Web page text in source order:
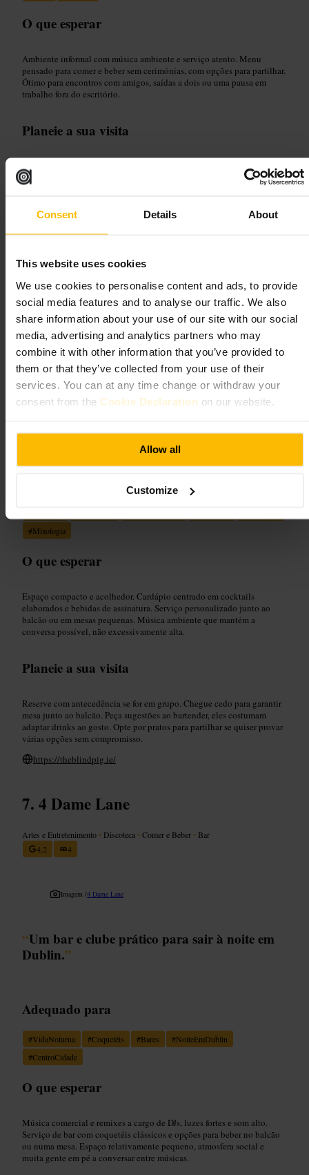
Consent Details About
This website uses cookies
We use cookies to personalise content and ads, to provide
social media features and to analyse our traffic. We also
share information about your use of our site with our social
media, advertising and analytics partners who may
combine it with other information that you’ve provided to
them or that they’ve collected from your use of their
services. You can at any time change or withdraw your
consent from the Cookie Declaration on our website.
Allow all
Customize
O que esperar
Ambiente informal com música ambiente e serviço atento. Menu
pensado para comer e beber sem cerimónias, com opções para partilhar.
Ótimo para encontros com amigos, saídas a dois ou uma pausa em
trabalho fora do escritório.
Planeie a sua visita
Reserve se for um grupo ou visitar à noite, especialmente ao fim de
semana. Chegue mais cedo se preferir um lugar mais calmo. Pergunte
ao staff por sugestões do dia. Combine a visita com um passeio pelo
https://www.bonobodublin.com/
The Blind Pig Speakeasy
Comer e Beber Restaurante Comer e Beber• Comer e Beber• Bar
Speakeasy•Comer e Beber•Bar•Bar de Cocktails
4,4
4,5
Imagem /
“Cocktails criativos num ambiente discreto de
#Mixologia
O que esperar
Espaço compacto e acolhedor. Cardápio centrado em cocktails
elaborados e bebidas de assinatura. Serviço personalizado junto ao
balcão ou em mesas pequenas. Música ambiente que mantém a
conversa possível, não excessivamente alta.
Planeie a sua visita
Reserve com antecedência se for em grupo. Chegue cedo para garantir
mesa junto ao balcão. Peça sugestões ao bartender, eles costumam
adaptar drinks ao gosto. Opte por pratos para partilhar se quiser provar
várias opções sem compromisso.
https://theblindpig.ie/
4 Dame Lane
Artes e Entretenimento • Discoteca •Comer e Beber • Bar
4,2
4
Imagem /4 Dame Lane
“Um bar e clube prático para sair à noite em
Dublin.”
Adequado para
#VidaNoturna #Coquetéis #Bares #NoiteEmDublin
#CentroCidade
O que esperar
Música comercial e remixes a cargo de DJs, luzes fortes e som alto.
Serviço de bar com coquetéis clássicos e opções para beber no balcão
ou numa mesa. Espaço relativamente pequeno, atmosfera social e
muita gente em pé a conversar entre músicas.